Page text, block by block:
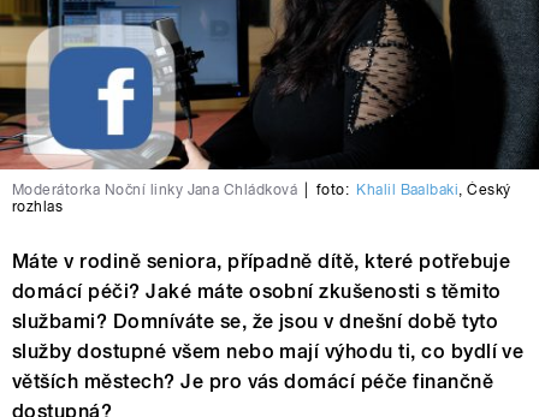
Moderátorka Noční linky Jana Chládková foto: Khalil Baalbaki,Český
rozhlas
Máte v rodině seniora, případně dítě, které potřebuje
domácí péči? Jaké máte osobní zkušenosti s těmito
službami? Domníváte se, že jsou v dnešní době tyto
služby dostupné všem nebo mají výhodu ti, co bydlí ve
větších městech? Je pro vás domácí péče finančně
dostupná?